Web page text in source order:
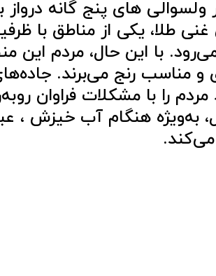
های پنج گانه درواز
غنی طلا، یکی از مناطق با
با این حال، مردم این
مناسب رنج می‌برند.
را با مشکلات فراوان
به‌ویژه هنگام آب خیزش ،
می‌کند.